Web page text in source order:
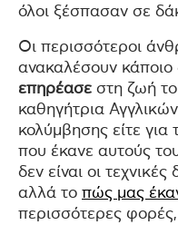
όλοι ξέσπασαν σε
Οι περισσότεροι
ανακαλέσουν
επηρέασε στη ζωή
καθηγήτρια
κολύμβησης είτε
που έκανε αυτούς
δεν είναι οι
αλλά το πώς μας
περισσότερες